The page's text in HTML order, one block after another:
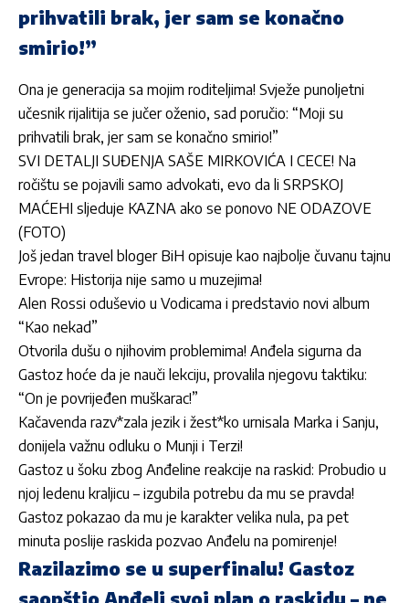
prihvatili brak, jer sam se konačno
smirio!”
Ona je generacija sa mojim roditeljima! Svježe punoljetni
učesnik rijalitija se jučer oženio, sad poručio: “Moji su
prihvatili brak, jer sam se konačno smirio!”
SVI DETALJI SUĐENJA SAŠE MIRKOVIĆA I CECE! Na
ročištu se pojavili samo advokati, evo da li SRPSKOJ
MAĆEHI sljeduje KAZNA ako se ponovo NE ODAZOVE
(FOTO)
Još jedan travel bloger BiH opisuje kao najbolje čuvanu tajnu
Evrope: Historija nije samo u muzejima!
Alen Rossi oduševio u Vodicama i predstavio novi album
“Kao nekad”
Otvorila dušu o njihovim problemima! Anđela sigurna da
Gastoz hoće da je nauči lekciju, provalila njegovu taktiku:
“On je povrijeđen muškarac!”
Kačavenda razv*zala jezik i žest*ko urnisala Marka i Sanju,
donijela važnu odluku o Munji i Terzi!
Gastoz u šoku zbog Anđeline reakcije na raskid: Probudio u
njoj ledenu kraljicu – izgubila potrebu da mu se pravda!
Gastoz pokazao da mu je karakter velika nula, pa pet
minuta poslije raskida pozvao Anđelu na pomirenje!
Razilazimo se u superfinalu! Gastoz
saopštio Anđeli svoj plan o raskidu – ne